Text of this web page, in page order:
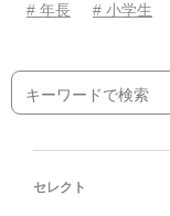
# 年長
# 小学生
セレクト